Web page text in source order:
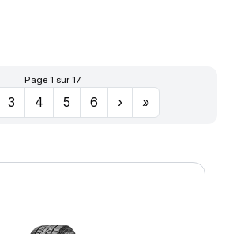
Page 1 sur 17
3 4 5 6 › »